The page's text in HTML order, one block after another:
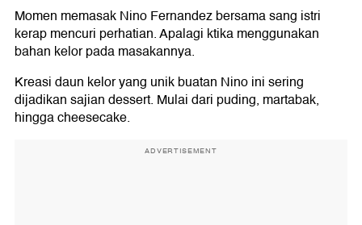
Momen memasak Nino Fernandez bersama sang istri
kerap mencuri perhatian. Apalagi ktika menggunakan
bahan kelor pada masakannya.
Kreasi daun kelor yang unik buatan Nino ini sering
dijadikan sajian dessert. Mulai dari puding, martabak,
hingga cheesecake.
ADVERTISEMENT